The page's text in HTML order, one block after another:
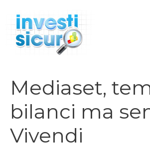
contenuto
Mediaset,
bilanci ma
Vivendi